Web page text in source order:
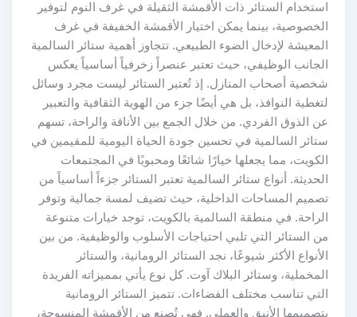
استخدام الستائر ذات الأقمشة الثقيلة في غرف النوم لتوفير
الخصوصية، بينما يمكن اختيار الأقمشة الخفيفة في غرف
المعيشة لإدخال الضوء الطبيعي. تتجاوز أهمية ستائر السالمية
الجانب الوظيفي، حيث تعتبر عنصراً زخرفياً أساسياً يعكس
شخصية أصحاب المنازل. إذ تُعتبر الستائر ليست مجرد وسائل
لتغطية النوافذ، بل هي أيضًا جزء من الهوية الثقافية والتعبير
عن الذوق الفردي. من خلال الجمع بين الأناقة والراحة، تسهم
ستائر السالمية في تحسين جودة الحياة اليومية للمقيمين في
الكويت، مما يجعلها خيارًا شائعًا ومحبوبًا في المجتمعات
الحديثة. أنواع ستائر السالمية تعتبر الستائر جزءاً أساسياً من
تصميم المساحات الداخلية، حيث تضيف لمسة جمالية وتوفر
الراحة. في منطقة السالمية بالكويت، توجد خيارات متنوعة
من الستائر التي تلبي احتياجات الأسلوب والوظيفية. من بين
الأنواع الأكثر شيوعًا، نجد الستائر الرومانية، والستائر
المخملية، وستائر البلاك آوت. كل نوع يأتي بمميزاته الفريدة
التي تناسب مختلف الفضاءات. تتميز الستائر الرومانية
بتصميمها الأنيق والعملي. فهي تُصنع من الأقمشة المنسوجة،